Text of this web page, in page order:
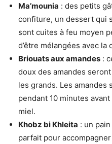
Ma’mounia : des petits
confiture, un dessert qui
sont cuites à feu moyen
d’être mélangées avec la
Briouats aux amandes :
doux des amandes
les grands. Les amandes
pendant 10 minutes
miel.
Khobz bi Khleita : un
parfait pour